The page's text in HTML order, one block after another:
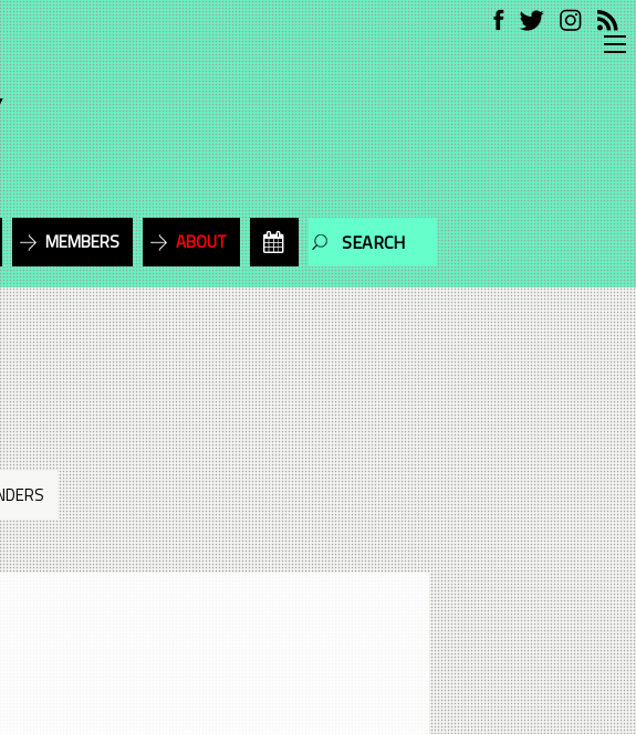
MEMBERS ABOUT